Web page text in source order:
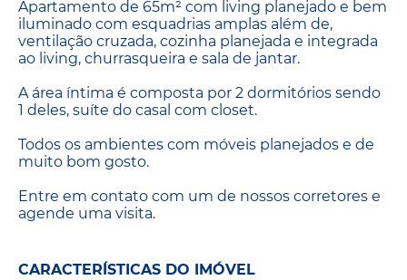
Apartamento de 65m² com living planejado e bem
iluminado com esquadrias amplas além de,
ventilação cruzada, cozinha planejada e integrada
ao living, churrasqueira e sala de jantar.
A área íntima é composta por 2 dormitórios sendo
1 deles, suíte do casal com closet.
Todos os ambientes com móveis planejados e de
muito bom gosto.
Entre em contato com um de nossos corretores e
agende uma visita.
CARACTERÍSTICAS DO IMÓVEL